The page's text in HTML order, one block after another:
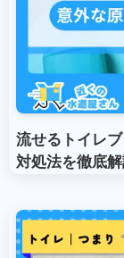
流せるトイレ
対処法を徹底